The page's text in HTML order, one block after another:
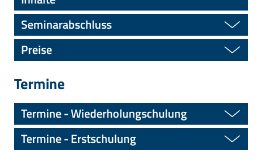
Seminarabschluss
Preise
Termine
Termine - Wiederholungschulung
Termine - Erstschulung